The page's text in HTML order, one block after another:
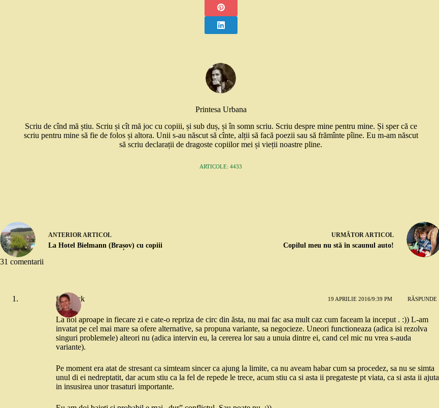
Printesa Urbana
Scriu de cînd mă știu. Scriu și cît mă joc cu copiii, și sub duș, și în somn scriu. Scriu despre mine pentru mine. Și sper că ce
scriu pentru mine să fie de folos și altora. Unii s-au născut să cînte, alții să facă poezii sau să frămînte pîine. Eu m-am născut
să scriu declarații de dragoste copiilor mei și vieții noastre pline.
ARTICOLE: 4433
ANTERIOR ARTICOL
La Hotel Bielmann (Brașov) cu copiii
URMĂTOR ARTICOL
Copilul meu nu stă în scaunul auto!
31 comentarii
feedback 19 APRILIE 2016/9:39 PM RĂSPUNDE
La noi aproape in fiecare zi e cate-o repriza de circ din ăsta, nu mai fac asa mult caz cum faceam la inceput . :)) L-am
invatat pe cel mai mare sa ofere alternative, sa propuna variante, sa negocieze. Uneori functioneaza (adica isi rezolva
singuri problemele) alteori nu (adica intervin eu, la cererea lor sau a unuia dintre ei, cand cel mic nu vrea s-auda
variante).
Pe moment era atat de stresant ca simteam sincer ca ajung la limite, ca nu aveam habar cum sa procedez, sa nu se simta
unul di ei nedreptatit, dar acum stiu ca la fel de repede le trece, acum stiu ca si asta ii pregateste pt viata, ca si asta ii ajuta
in insusirea unor trasaturi importante.